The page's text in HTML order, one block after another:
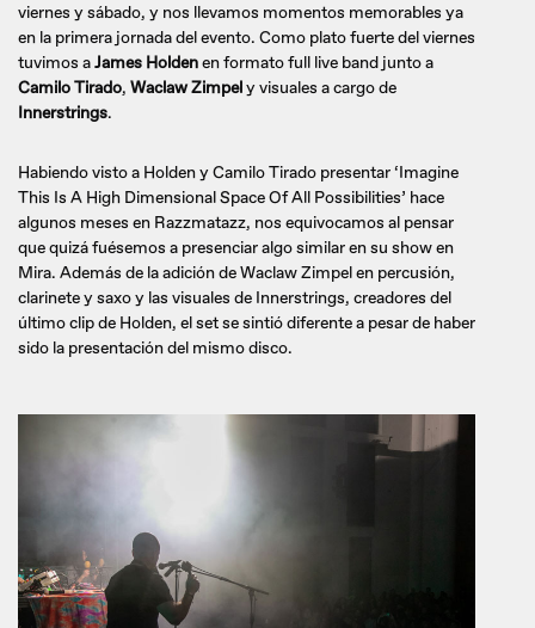
viernes y sábado, y nos llevamos momentos memorables ya
en la primera jornada del evento. Como plato fuerte del viernes
tuvimos aJames Holdenen formato full live band junto a
Camilo Tirado, Waclaw Zimpely visuales a cargo de
Innerstrings.
Habiendo visto a Holden y Camilo Tirado presentar ‘Imagine
This Is A High Dimensional Space Of All Possibilities’ hace
algunos meses en Razzmatazz, nos equivocamos al pensar
que quizá fuésemos a presenciar algo similar en su show en
Mira. Además de la adición de Waclaw Zimpel en percusión,
clarinete y saxo y las visuales de Innerstrings, creadores del
último clip de Holden, el set se sintió diferente a pesar de haber
sido la presentación del mismo disco.